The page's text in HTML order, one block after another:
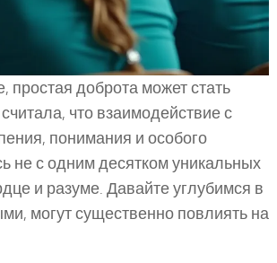
доброта может стать
что взаимодействие с
понимания и особого
не с одним десятком уникальных
и разуме. Давайте углубимся в
могут существенно повлиять на